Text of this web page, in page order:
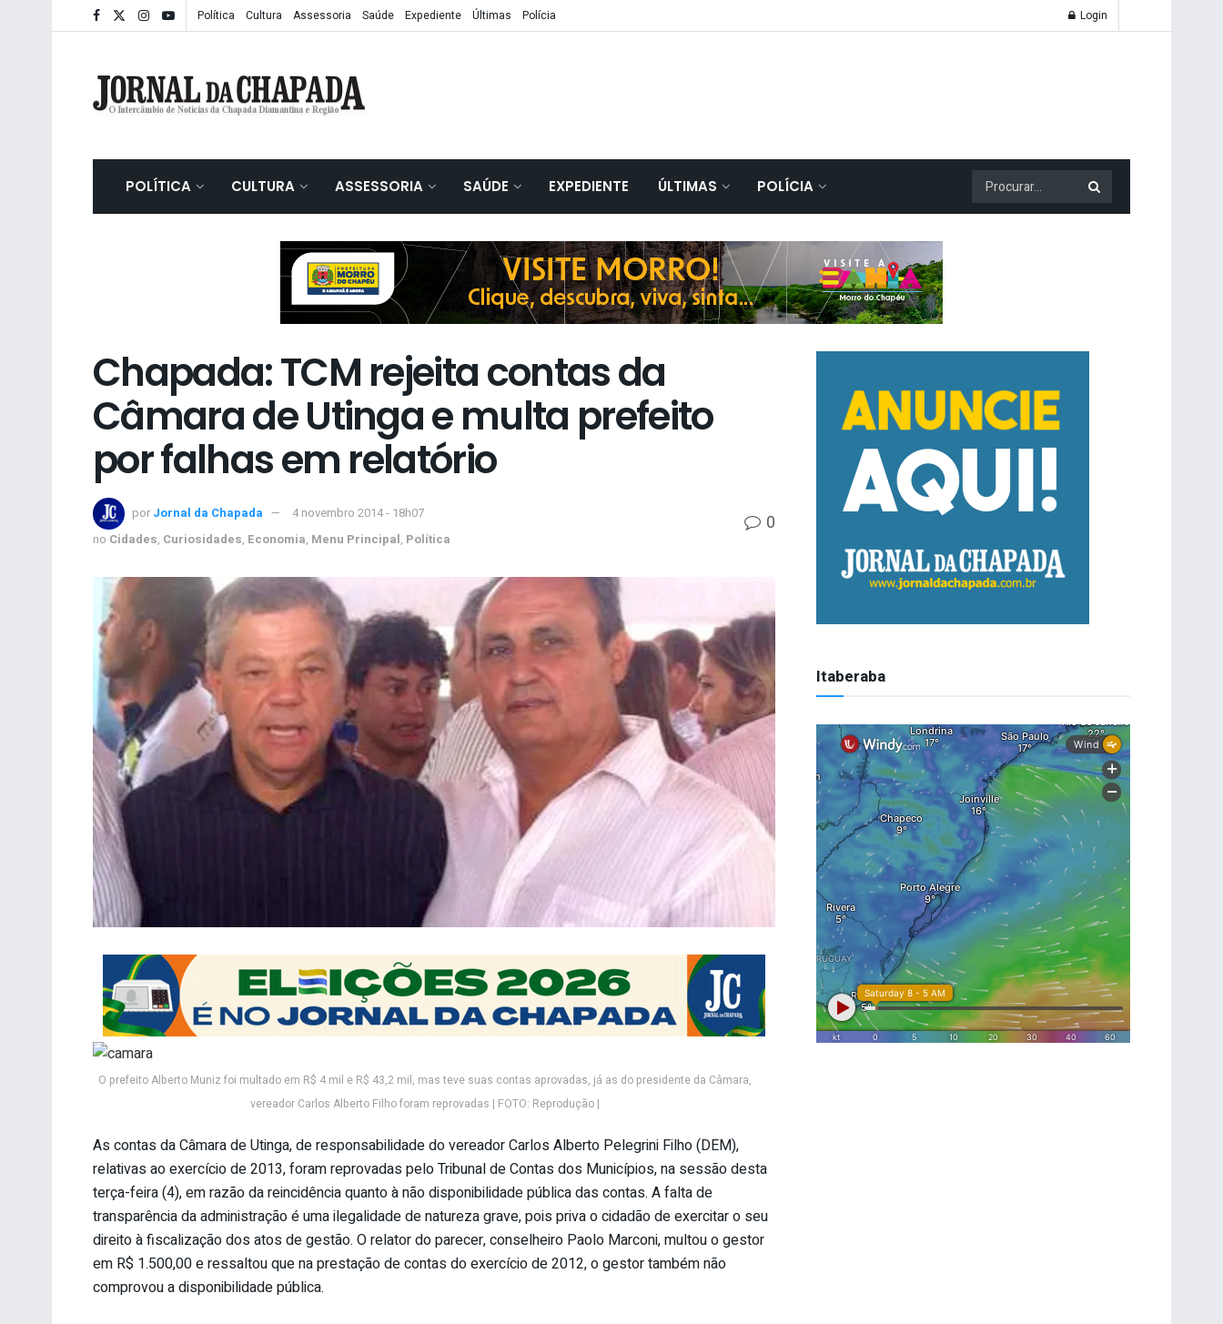
Política Cultura Assessoria Saúde Expediente Últimas Polícia Login
POLÍTICA CULTURA ASSESSORIA SAÚDE EXPEDIENTE ÚLTIMAS POLÍCIA
Chapada: TCM rejeita contas da
Câmara de Utinga e multa prefeito
por falhas em relatório
por Jornal da Chapada
4 novembro 2014 - 18h07
no Cidades, Curiosidades, Economia, Menu Principal, Política
0
O prefeito Alberto Muniz foi multado em R$ 4 mil e R$ 43,2 mil, mas teve suas contas aprovadas, já as do presidente da Câmara,
vereador Carlos Alberto Filho foram reprovadas | FOTO: Reprodução |
As contas da Câmara de Utinga, de responsabilidade do vereador Carlos Alberto Pelegrini Filho (DEM),
relativas ao exercício de 2013, foram reprovadas pelo Tribunal de Contas dos Municípios, na sessão desta
terça-feira (4), em razão da reincidência quanto à não disponibilidade pública das contas. A falta de
transparência da administração é uma ilegalidade de natureza grave, pois priva o cidadão de exercitar o seu
direito à fiscalização dos atos de gestão. O relator do parecer, conselheiro Paolo Marconi, multou o gestor
em R$ 1.500,00 e ressaltou que na prestação de contas do exercício de 2012, o gestor também não
comprovou a disponibilidade pública.
Itaberaba